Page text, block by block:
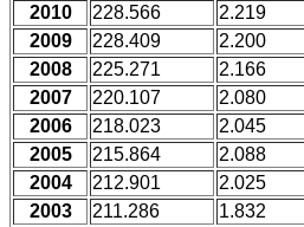
2010
228.566
2.219
2009
228.409
2.200
2008
225.271
2.166
2007
220.107
2.080
2006
218.023
2.045
2005
215.864
2.088
2004
212.901
2.025
2003
211.286
1.832